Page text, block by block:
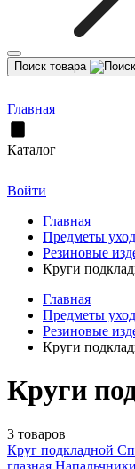
Поиск товара
Главная
Каталог
Войти
Главная
Предметы
Резиновые
Круги
Главная
Предметы
Резиновые
Круги
Круги
3 товаров
Круг подкладной
глазная Напальчники